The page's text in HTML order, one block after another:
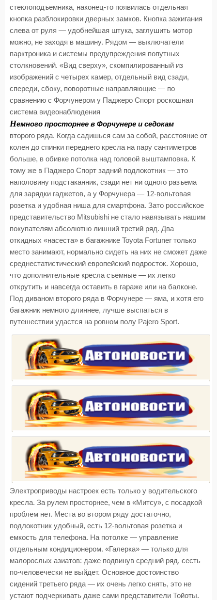
стеклоподъемника, наконец-то появилась отдельная
кнопка разблокировки дверных замков. Кнопка зажигания
слева от руля — удобнейшая штука, заглушить мотор
можно, не заходя в машину. Рядом — выключатели
парктроника и системы предупреждения попутных
столкновений. «Вид сверху», скомпилированный из
изображений с четырех камер, отдельный вид сзади,
спереди, сбоку, поворотные направляющие — по
сравнению с Форчунером у Паджеро Спорт роскошная
система видеонаблюдения
Немного просторнее в Форчунере и седокам
второго ряда. Когда садишься сам за собой, расстояние от
колен до спинки переднего кресла на пару сантиметров
больше, в обивке потолка над головой выштамповка. К
тому же в Паджеро Спорт задний подлокотник — это
наполовину подстаканник, сзади нет ни одного разъема
для зарядки гаджетов, а у Форчунера — 12-вольтовая
розетка и удобная ниша для смартфона. Зато российское
представительство Mitsubishi не стало навязывать нашим
покупателям абсолютно лишний третий ряд. Два
откидных «насеста» в багажнике Toyota Fortuner только
место занимают, нормально сидеть на них не сможет даже
среднестатистический европейский подросток. Хорошо,
что дополнительные кресла съемные — их легко
открутить и навсегда оставить в гараже или на балконе.
Под диваном второго ряда в Форчунере — яма, и хотя его
багажник немного длиннее, лучше выспаться в
путешествии удастся на ровном полу Pajero Sport.
Электроприводы настроек есть только у водительского
кресла. За рулем просторнее, чем в «Митсу», с посадкой
проблем нет. Места во втором ряду достаточно,
подлокотник удобный, есть 12-вольтовая розетка и
емкость для телефона. На потолке — управление
отдельным кондиционером. «Галерка» — только для
малорослых азиатов: даже подвинув средний ряд, сесть
по-человечески не выйдет. Основное достоинство
сидений третьего ряда — их очень легко снять, это не
устают подчеркивать даже сами представители Тойоты.